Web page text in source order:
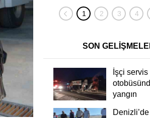
güvenlik kamerasında
SON
İşçi servis
yangın